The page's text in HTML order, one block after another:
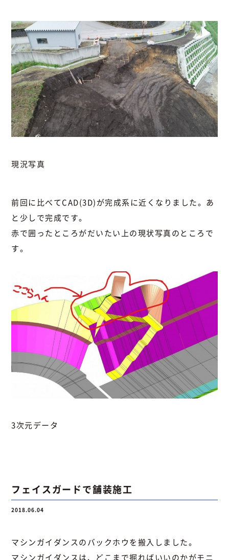
現況写真
前回に比べてCAD(3D)が完成系に近くなりました。あ
と少しで完成です。
赤で囲ったところがだいたい上の現状写真のところで
す。
3次元データ
フェイスガードで舗装施工
2018.06.04
マシンガイダンスのバックホウを搬入しました。
マシンガイダンスは、どこまで掘ればいいのかがモニ